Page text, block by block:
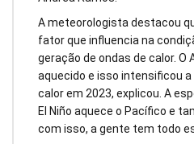
A meteorologista destacou
fator que influencia na
geração de ondas de calor.
aquecido e isso intensificou
calor em 2023, explicou. A
El Niño aquece o Pacífico e
com isso, a gente tem todo